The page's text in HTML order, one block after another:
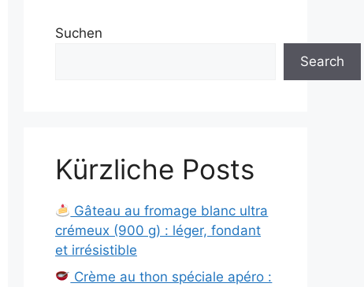
Suchen
Search
Kürzliche Posts
Gâteau au fromage blanc ultra
crémeux (900 g) : léger, fondant
et irrésistible
Crème au thon spéciale apéro :